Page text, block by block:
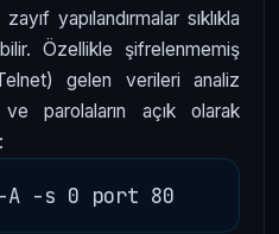
yapılandırmalar sıklıkla
Özellikle şifrelenmemiş
gelen verileri analiz
ve parolaların açık olarak